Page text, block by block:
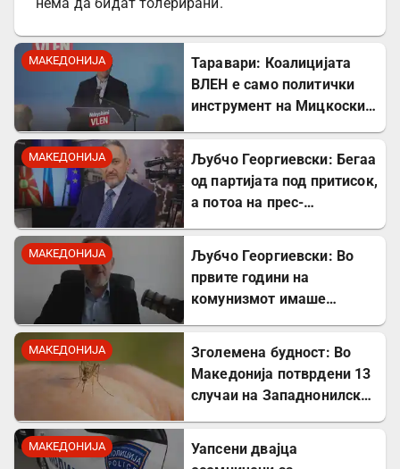
МАКЕДОНИЈА
Таравари: Коалицијата
ВЛЕН е само политички
инструмент на Мицкоски,
МАКЕДОНИЈА
Љубчо Георгиевски: Бегаа
од партијата под притисок,
а потоа на прес-
бугарофилија
МАКЕДОНИЈА
Љубчо Георгиевски: Во
првите години на
комунизмот имаше
окупација
МАКЕДОНИЈА
Зголемена будност: Во
Македонија потврдени 13
случаи на Западнонилска
МАКЕДОНИЈА
Уапсени двајца